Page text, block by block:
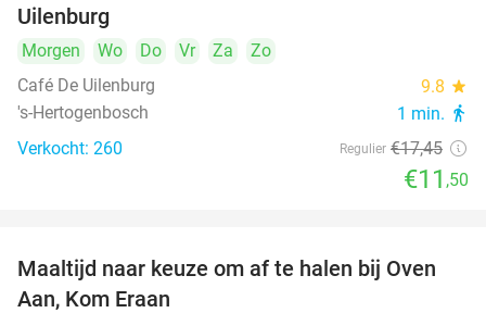
Uilenburg
Morgen Wo Do Vr Za
Zo
Café De Uilenburg
9.8 star
's-Hertogenbosch 1 min. directions_walk
Verkocht: 260 Regulier €17,45
€11 ,50
48%
Maaltijd naar keuze om af te halen bij Oven
Aan, Kom Eraan